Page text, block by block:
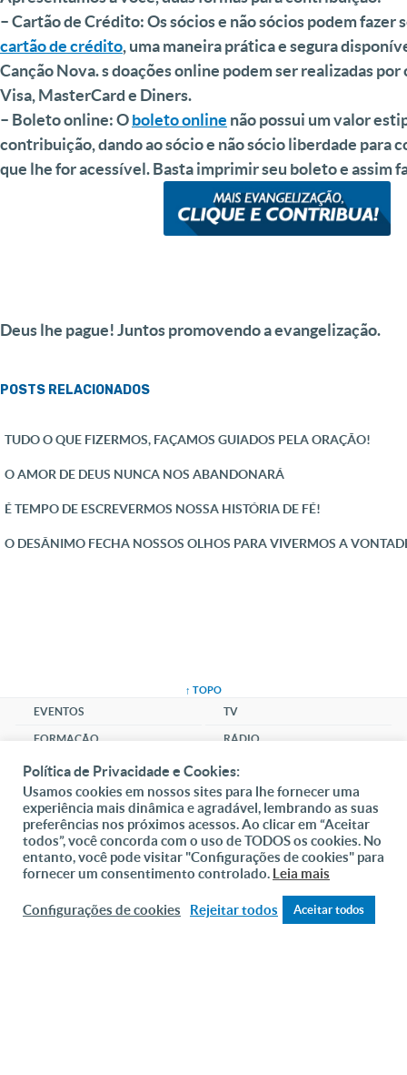
– Cartão de Crédito:Os sócios e não sócios podem fazer
cartão de crédito, uma maneira prática e segura
Canção Nova. s doações online podem ser realizadas
Visa, MasterCard e Diners.
– Boleto online:Oboleto online não possui um valor
contribuição, dando ao sócio e não sócio liberdade para
que lhe for acessível. Basta imprimir seu boleto e assim
Deus lhe pague! Juntos promovendo a evangelização.
POSTS RELACIONADOS
TUDO O QUE FIZERMOS, FAÇAMOS GUIADOS PELA ORAÇÃO!
O AMOR DE DEUS NUNCA NOS ABANDONARÁ
É TEMPO DE ESCREVERMOS NOSSA HISTÓRIA DE FÉ!
O DESÂNIMO FECHA NOSSOS OLHOS PARA VIVERMOS A
↑ TOPO
EVENTOS
FORMAÇÃO
NOTÍCIAS
MÚSICA
CLUBE
SANTUÁRIO
COMUNIDADE
SOCIAL
TV
RÁDIO
Política de Privacidade e Cookies:
Usamos cookies em nossos sites para lhe fornecer uma
experiência mais dinâmica e agradável, lembrando as suas
preferências nos próximos acessos. Ao clicar em “Aceitar
todos”, você concorda com o uso de TODOS os cookies. No
entanto, você pode visitar "Configurações de cookies" para
fornecer um consentimento controlado. Leia mais
Configurações de cookies Rejeitar todos Aceitar todos